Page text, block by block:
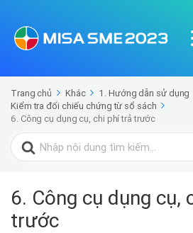
Trang chủ Khác 1. Hướng dẫn sử dụng
Kiểm tra đối chiếu chứng từ sổ sách
6. Công cụ dụng cụ, chi phí trả trước
Search
for:
6. Công cụ dụng cụ,
trước